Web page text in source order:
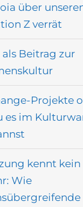
über
Z verrät
Beitrag zur
Projekte
es im
kennt kein
Wie